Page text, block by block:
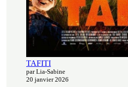
TAFITI
par Lia-Sabine
20 janvier 2026